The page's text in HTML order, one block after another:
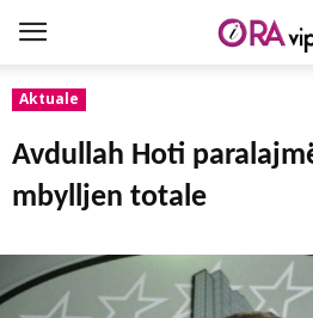
Aktuale
Avdullah Hoti
mbylljen totale